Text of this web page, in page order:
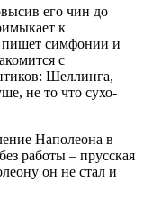
его чин до
к
пишет симфонии и
с
Шеллинга,
не то что сухо-
Наполеона в
работы – прусская
он не стал и